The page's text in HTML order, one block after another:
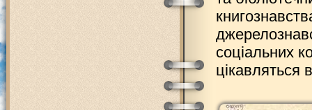
соціальних
цікавляться